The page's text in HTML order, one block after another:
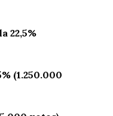
22,5%
(1.250.000